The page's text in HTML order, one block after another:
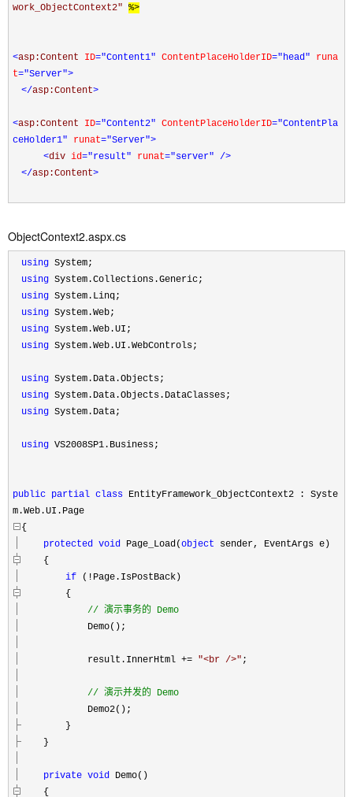
work_ObjectContext2" %>
<asp:Content ID="Content1" ContentPlaceHolderID="head" runa
t="Server">
</asp:Content>
<asp:Content ID="Content2" ContentPlaceHolderID="ContentPla
ceHolder1" runat="Server">
<div id="result" runat="server" />
</asp:Content>
ObjectContext2.aspx.cs
using System;
using System.Collections.Generic;
using System.Linq;
using System.Web;
using System.Web.UI;
using System.Web.UI.WebControls;
using System.Data.Objects;
using System.Data.Objects.DataClasses;
using System.Data;
using VS2008SP1.Business;
public partial class EntityFramework_ObjectContext2 : Syste
m.Web.UI.Page
{
protected void Page_Load(object sender, EventArgs e)
{
if ( ! Page.IsPostBack)
{
// 演示事务的 Demo
Demo();
result.InnerHtml += "<br />" ;
// 演示并发的 Demo
Demo2();
}
}
private void Demo()
{